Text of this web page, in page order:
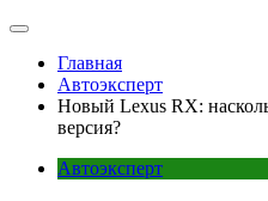
Главная
Автоэксперт
Новый Lexus RX:
версия?
Автоэксперт